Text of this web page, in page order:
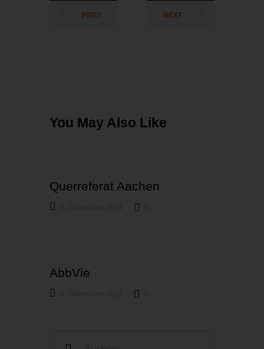
PREV NEXT
You May Also Like
Querreferat Aachen
AbbVie